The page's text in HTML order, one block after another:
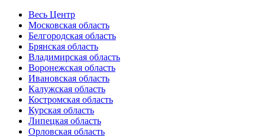
Весь Центр
Московская область
Белгородская область
Брянская область
Владимирская область
Воронежская область
Ивановская область
Калужская область
Костромская область
Курская область
Липецкая область
Орловская область